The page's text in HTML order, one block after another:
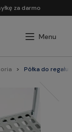
za darmo
Półka do regału